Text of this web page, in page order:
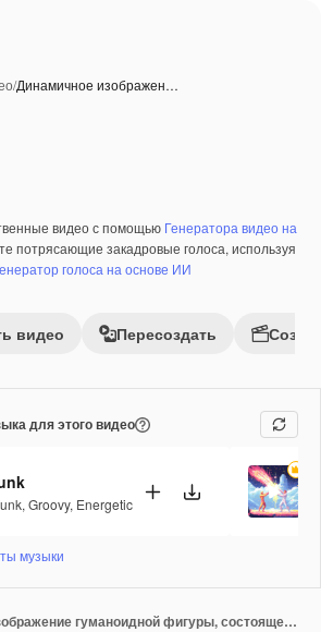
/Динамичное изображен…
при помощи ИИвидео с помощью Генератора видео на
потрясающие закадровые голоса, используя
голоса на основе ИИ
видео Пересоздать
для этого видео
, Groovy, Energetic
музыки
Динамичное изображение гуманоидной фигуры, состоящей из светящейся синей энергии, иллюстрирующее движение и скорость, когда она проносится сквозь темную пустоту, демонстрируя концепцию скорости и ловкости в футуристической среде